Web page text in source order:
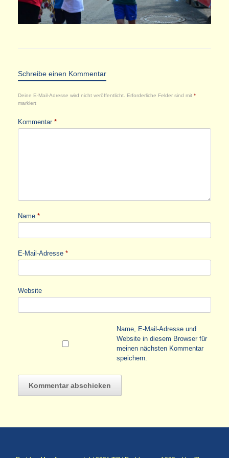
Schreibe einen Kommentar
Deine E-Mail-Adresse wird nicht veröffentlicht. Erforderliche Felder sind mit *
markiert
Kommentar *
Name *
E-Mail-Adresse *
Website
Name, E-Mail-Adresse und
Website in diesem Browser für
meinen nächsten Kommentar
speichern.